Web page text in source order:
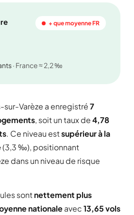
+ que moyenne FR
· France ≈ 2,2 ‰
sur-Varèze a enregistré7
, soit un taux de4,78
. Ce niveau estsupérieur à la
(3,3 ‰), positionnant
dans un niveau de risque
sontnettement plus
nationaleavec13,65 vols